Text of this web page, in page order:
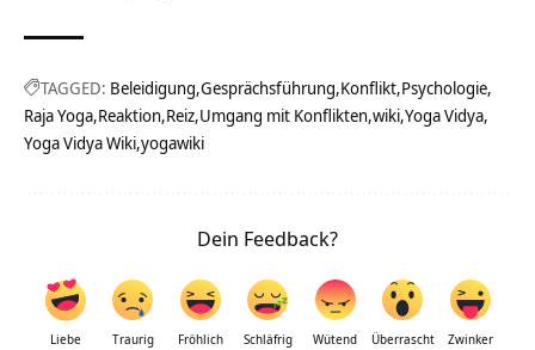
TAGGED: Beleidigung Gesprächsführung Konflikt Psychologie
Raja Yoga Reaktion Reiz Umgang mit Konflikten wiki Yoga Vidya
Yoga Vidya Wiki yogawiki
Dein Feedback?
Liebe Traurig Fröhlich Schläfrig Wütend Überrascht Zwinker